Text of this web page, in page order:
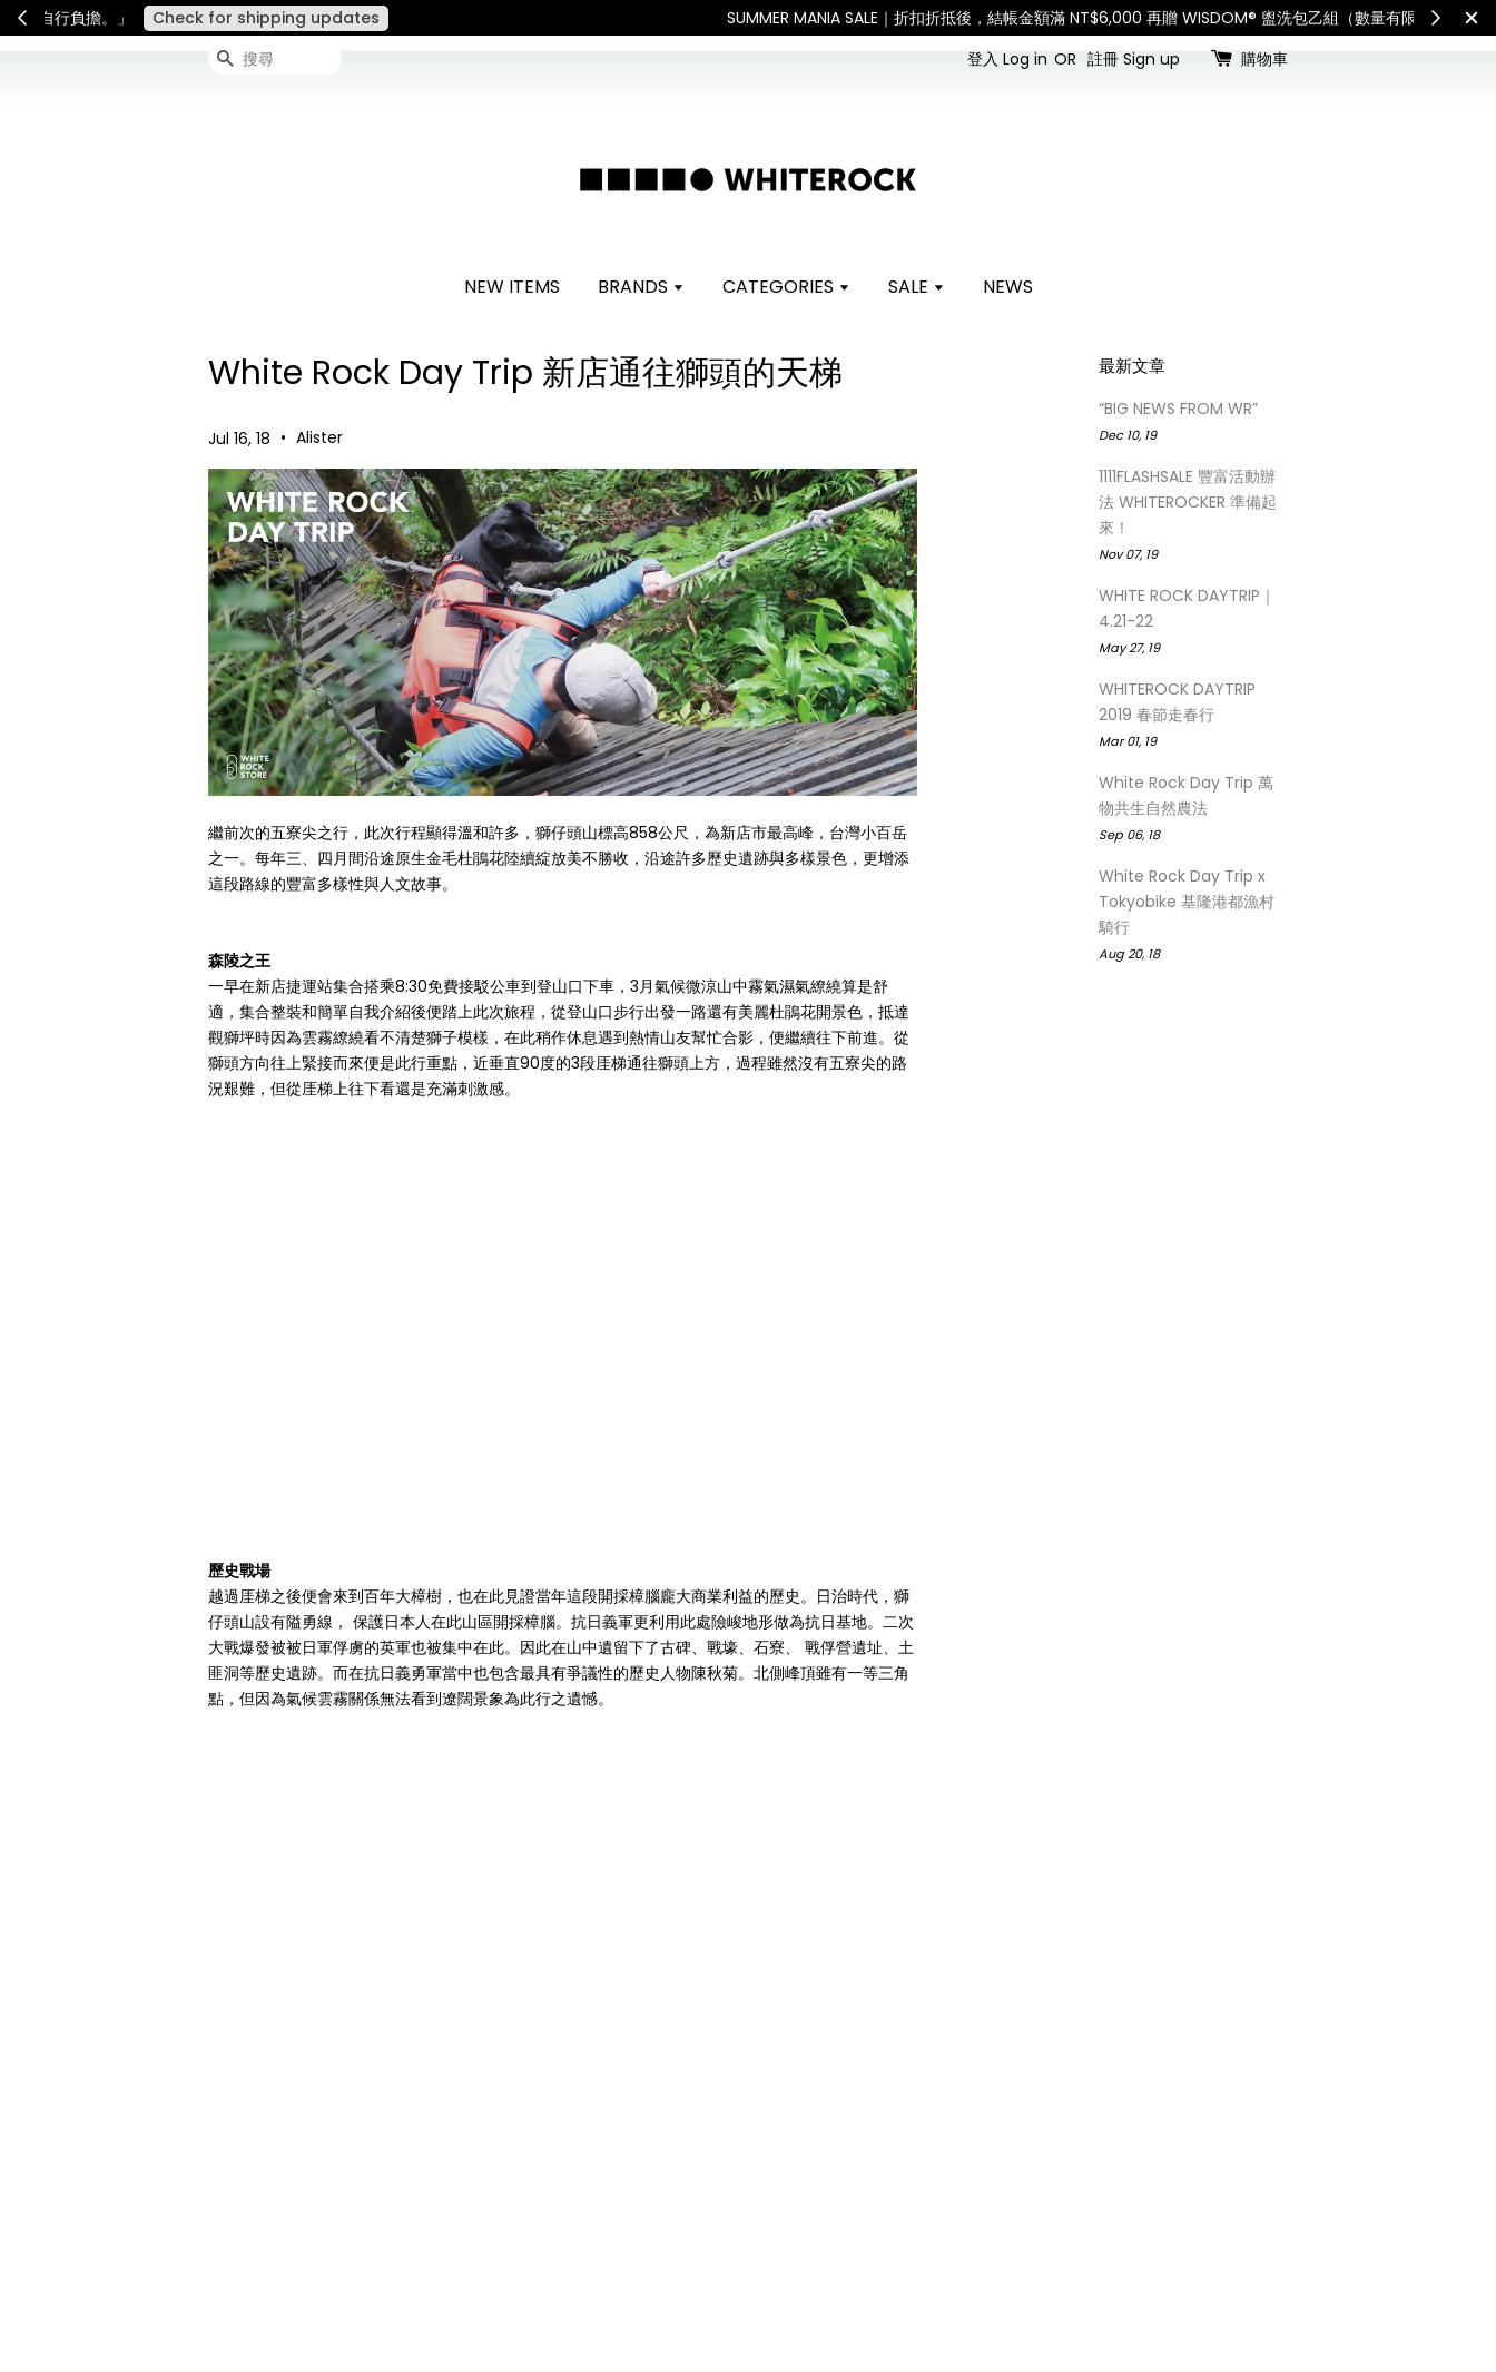
連假期間宅配服務將暫停配送。 如遇假日、天災或其他不可抗力因素，出貨安排可能調整，敬請見諒 查看國內宅配最新公告
搜尋 登入 Log in OR 註冊 Sign up 購物車
NEW ITEMS BRANDS CATEGORIES SALE NEWS
White Rock Day Trip 新店通往獅頭的天梯
Jul 16, 18 • Alister
繼前次的五寮尖之行，此次行程顯得溫和許多，獅仔頭山標高858公尺，為新店市最高峰，台灣小百岳
之一。每年三、四月間沿途原生金毛杜鵑花陸續綻放美不勝收，沿途許多歷史遺跡與多樣景色，更增添
這段路線的豐富多樣性與人文故事。
森陵之王
一早在新店捷運站集合搭乘8:30免費接駁公車到登山口下車，3月氣候微涼山中霧氣濕氣繚繞算是舒
適，集合整裝和簡單自我介紹後便踏上此次旅程，從登山口步行出發一路還有美麗杜鵑花開景色，抵達
觀獅坪時因為雲霧繚繞看不清楚獅子模樣，在此稍作休息遇到熱情山友幫忙合影，便繼續往下前進。從
獅頭方向往上緊接而來便是此行重點，近垂直90度的3段厓梯通往獅頭上方，過程雖然沒有五寮尖的路
況艱難，但從厓梯上往下看還是充滿刺激感。
歷史戰場
越過厓梯之後便會來到百年大樟樹，也在此見證當年這段開採樟腦龐大商業利益的歷史。日治時代，獅
仔頭山設有隘勇線， 保護日本人在此山區開採樟腦。抗日義軍更利用此處險峻地形做為抗日基地。二次
大戰爆發被被日軍俘虜的英軍也被集中在此。因此在山中遺留下了古碑、戰壕、石寮、 戰俘營遺址、土
匪洞等歷史遺跡。而在抗日義勇軍當中也包含最具有爭議性的歷史人物陳秋菊。北側峰頂雖有一等三角
點，但因為氣候雲霧關係無法看到遼闊景象為此行之遺憾。
最新文章
“BIG NEWS FROM WR”
Dec 10, 19
1111FLASHSALE 豐富活動辦
法 WHITEROCKER 準備起
來！
Nov 07, 19
WHITE ROCK DAYTRIP｜
4.21-22
May 27, 19
WHITEROCK DAYTRIP
2019 春節走春行
Mar 01, 19
White Rock Day Trip 萬
物共生自然農法
Sep 06, 18
White Rock Day Trip x
Tokyobike 基隆港都漁村
騎行
Aug 20, 18